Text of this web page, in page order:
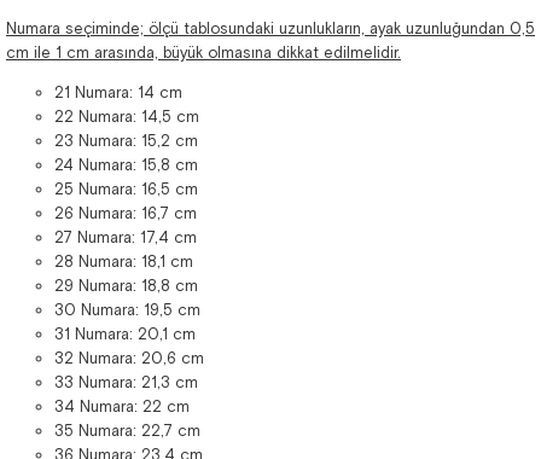
Numara seçiminde; ölçü tablosundaki uzunlukların, ayak uzunluğundan 0,5
cm ile 1 cm arasında, büyük olmasına dikkat edilmelidir.
21 Numara: 14 cm
22 Numara: 14,5 cm
23 Numara: 15,2 cm
24 Numara: 15,8 cm
25 Numara: 16,5 cm
26 Numara: 16,7 cm
27 Numara: 17,4 cm
28 Numara: 18,1 cm
29 Numara: 18,8 cm
30 Numara: 19,5 cm
31 Numara: 20,1 cm
32 Numara: 20,6 cm
33 Numara: 21,3 cm
34 Numara: 22 cm
35 Numara: 22,7 cm
36 Numara: 23,4 cm